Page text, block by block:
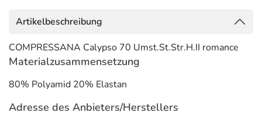
Artikelbeschreibung
COMPRESSANA Calypso 70 Umst.St.Str.H.II romance
Materialzusammensetzung
80% Polyamid 20% Elastan
Adresse des Anbieters/Herstellers